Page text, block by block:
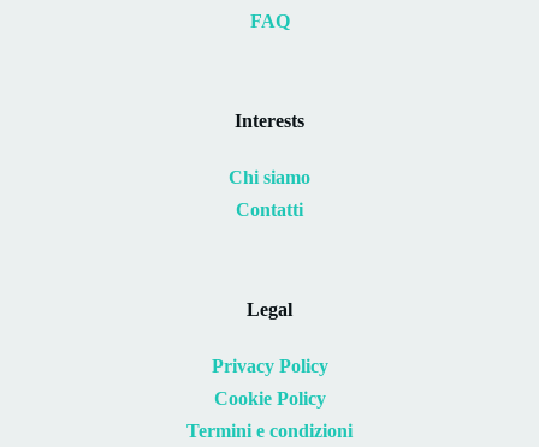
FAQ
Interests
Chi siamo
Contatti
Legal
Privacy Policy
Cookie Policy
Termini e condizioni